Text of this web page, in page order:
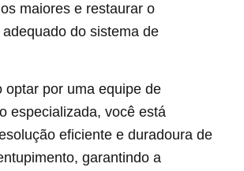
maiores e restaurar o
do sistema de
optar por uma equipe de
especializada, você está
eficiente e duradoura de
garantindo a